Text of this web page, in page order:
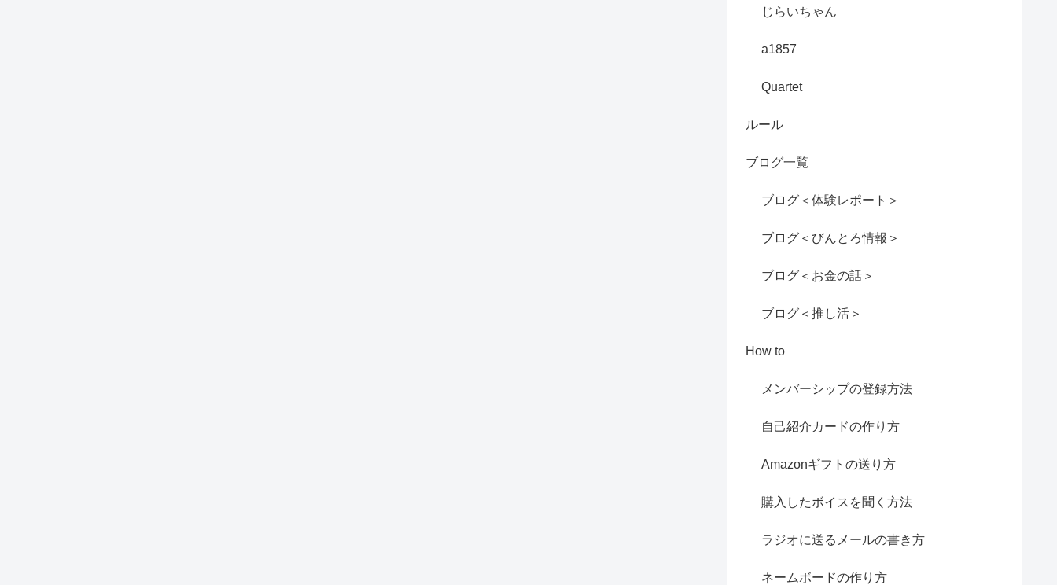
じらいちゃん
a1857
Quartet
ルール
ブログ一覧
ブログ＜体験レポート＞
ブログ＜びんとろ情報＞
ブログ＜お金の話＞
ブログ＜推し活＞
How to
メンバーシップの登録方法
自己紹介カードの作り方
Amazonギフトの送り方
購入したボイスを聞く方法
ラジオに送るメールの書き方
ネームボードの作り方